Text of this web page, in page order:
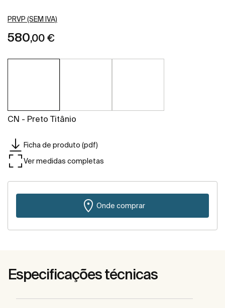
PRVP (SEM IVA)
580,00 €
CN - Preto Titânio
Ficha de produto (pdf)
Ver medidas completas
Onde comprar
Especificações técnicas